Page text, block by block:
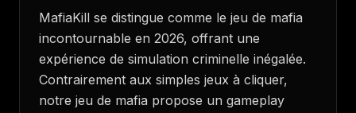
MafiaKill se distingue comme le jeu de mafia
incontournable en 2026, offrant une
expérience de simulation criminelle inégalée.
Contrairement aux simples jeux à cliquer,
notre jeu de mafia propose un gameplay